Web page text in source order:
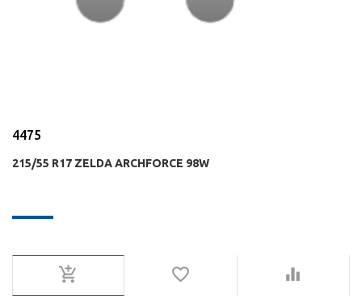
4475
215/55 R17 ZELDA ARCHFORCE 98W